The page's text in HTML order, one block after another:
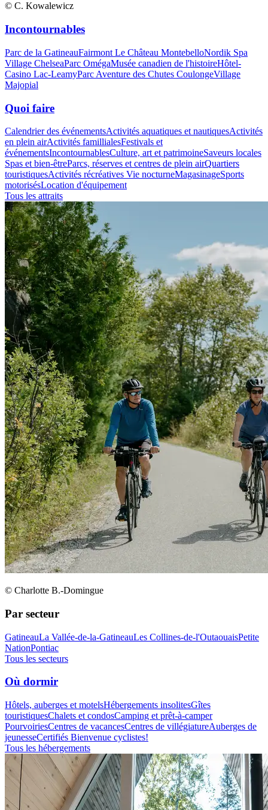
© C. Kowalewicz
Incontournables
Parc de la GatineauFairmont Le Château MontebelloNordik Spa
Village ChelseaParc OmégaMusée canadien de l'histoireHôtel-
Casino Lac-LeamyParc Aventure des Chutes CoulongeVillage
Majopial
Quoi faire
Calendrier des événementsActivités aquatiques et nautiquesActivités
en plein airActivités famillialesFestivals et
événementsIncontournablesCulture, art et patrimoineSaveurs locales
Spas et bien-êtreParcs, réserves et centres de plein airQuartiers
touristiquesActivités récréatives Vie nocturneMagasinageSports
motorisésLocation d'équipement
Tous les attraits
© Charlotte B.-Domingue
Par secteur
GatineauLa Vallée-de-la-GatineauLes Collines-de-l'OutaouaisPetite
NationPontiac
Tous les secteurs
Où dormir
Hôtels, auberges et motelsHébergements insolitesGîtes
touristiquesChalets et condosCamping et prêt-à-camper
PourvoiriesCentres de vacancesCentres de villégiatureAuberges de
jeunesseCertifiés Bienvenue cyclistes!
Tous les hébergements